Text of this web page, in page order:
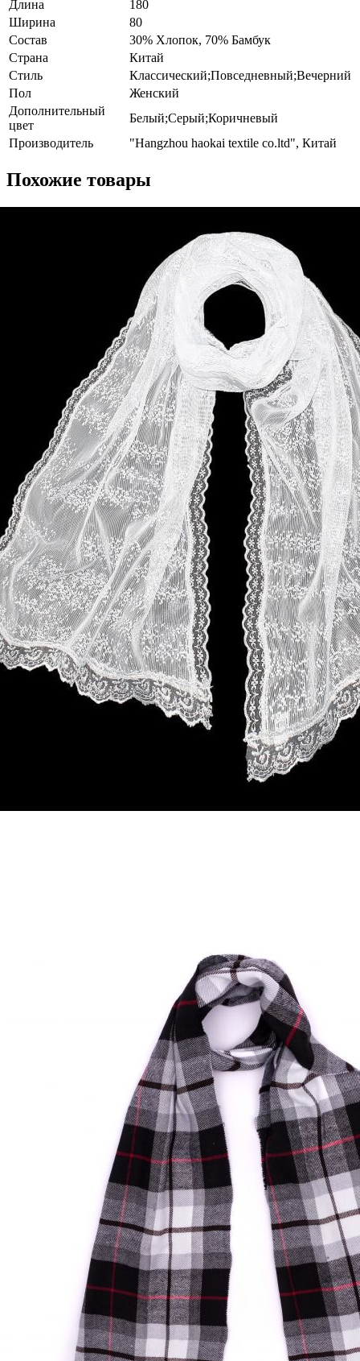
Длина
180
Ширина
80
Состав
30% Хлопок, 70% Бамбук
Страна
Китай
Стиль
Классический;Повседневный;Вечерний
Пол
Женский
Дополнительный
цвет
Белый;Серый;Коричневый
Производитель
"Hangzhou haokai textile co.ltd", Китай
Похожие товары